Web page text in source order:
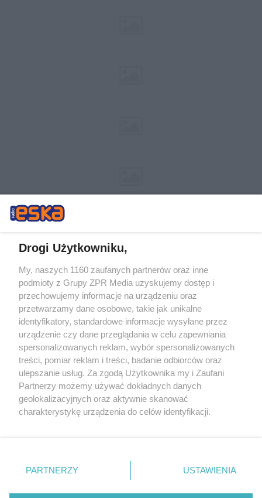
Żaden utwór zamieszczony w serwisie nie może być powielany i
rozpowszechniany lub dalej rozpowszechniany w jakikolwiek sposób (w
tym także elektroniczny lub mechaniczny) na jakimkolwiek polu
eksploatacji w jakiejkolwiek formie, włącznie z umieszczaniem w
Internecie bez pisemnej zgody właściciela praw. Jakiekolwiek użycie lub
wykorzystanie utworów w całości lub w części z naruszeniem prawa,
tzn. bez właściwej zgody, jest zabronione pod groźbą kary i może być
ścigane prawnie.
© 2026 Grupa ZPR Media
Drogi Użytkowniku,
My, naszych 1160 zaufanych partnerów oraz inne
podmioty z Grupy ZPR Media uzyskujemy dostęp i
przechowujemy informacje na urządzeniu oraz
przetwarzamy dane osobowe, takie jak unikalne
identyfikatory, standardowe informacje wysyłane przez
urządzenie czy dane przeglądania w celu zapewniania
spersonalizowanych reklam, wybór spersonalizowanych
treści, pomiar reklam i treści, badanie odbiorców oraz
ulepszanie usług. Za zgodą Użytkownika my i Zaufani
Partnerzy możemy używać dokładnych danych
geolokalizacyjnych oraz aktywnie skanować
charakterystykę urządzenia do celów identyfikacji.
zmienić/wycofać klikając przycisk ustawień prywatności
znajdujący się w lewym dolnym rogu strony
rodzaje przetwarzania danych nie wymagają zgody
PARTNERZY USTAWIENIA